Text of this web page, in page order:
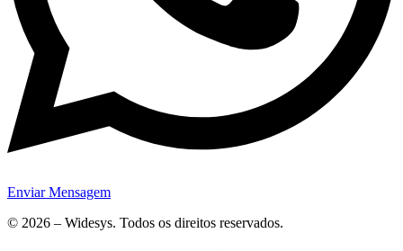
Enviar Mensagem
© 2026 – Widesys. Todos os direitos reservados.